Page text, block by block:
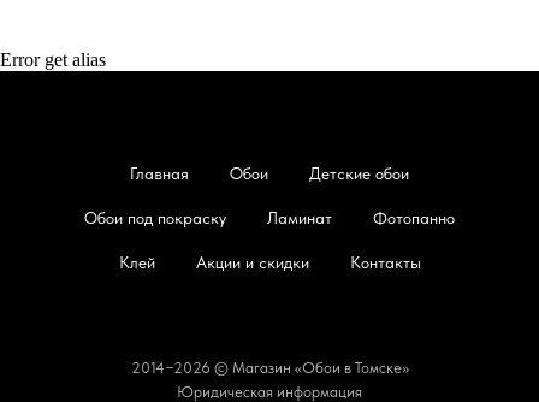
Error get alias
Главная Обои Детские обои
Обои под покраску Ламинат Фотопанно
Клей Акции и скидки Контакты
2014−2026 © Магазин «Обои в Томске»
Юридическая информация